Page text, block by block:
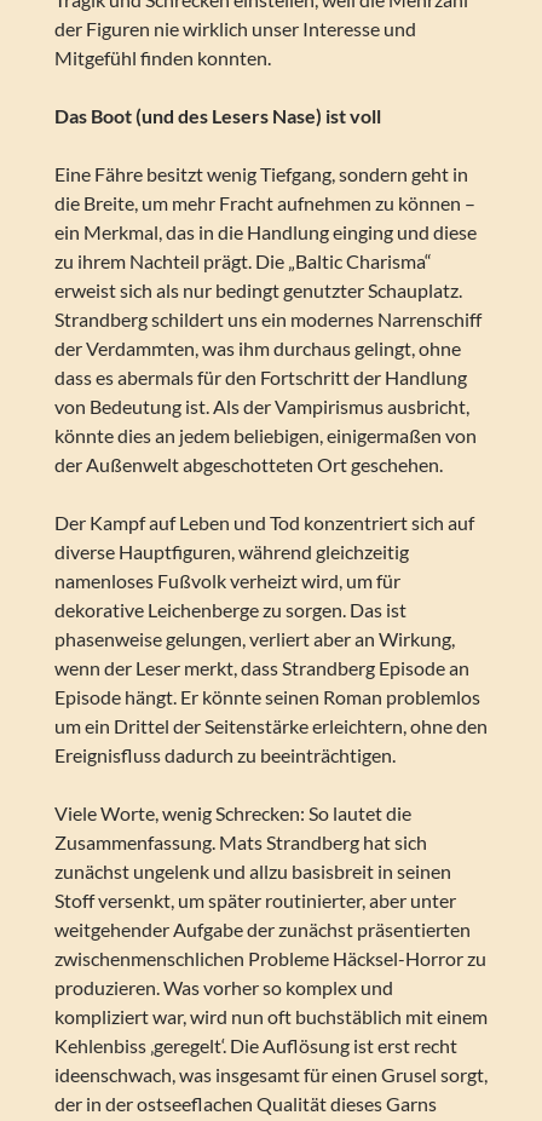
der Figuren nie wirklich unser Interesse und
Mitgefühl finden konnten.
Das Boot (und des Lesers Nase) ist voll
Eine Fähre besitzt wenig Tiefgang, sondern geht in
die Breite, um mehr Fracht aufnehmen zu können –
ein Merkmal, das in die Handlung einging und diese
zu ihrem Nachteil prägt. Die „Baltic Charisma“
erweist sich als nur bedingt genutzter Schauplatz.
Strandberg schildert uns ein modernes Narrenschiff
der Verdammten, was ihm durchaus gelingt, ohne
dass es abermals für den Fortschritt der Handlung
von Bedeutung ist. Als der Vampirismus ausbricht,
könnte dies an jedem beliebigen, einigermaßen von
der Außenwelt abgeschotteten Ort geschehen.
Der Kampf auf Leben und Tod konzentriert sich auf
diverse Hauptfiguren, während gleichzeitig
namenloses Fußvolk verheizt wird, um für
dekorative Leichenberge zu sorgen. Das ist
phasenweise gelungen, verliert aber an Wirkung,
wenn der Leser merkt, dass Strandberg Episode an
Episode hängt. Er könnte seinen Roman problemlos
um ein Drittel der Seitenstärke erleichtern, ohne den
Ereignisfluss dadurch zu beeinträchtigen.
Viele Worte, wenig Schrecken: So lautet die
Zusammenfassung. Mats Strandberg hat sich
zunächst ungelenk und allzu basisbreit in seinen
Stoff versenkt, um später routinierter, aber unter
weitgehender Aufgabe der zunächst präsentierten
zwischenmenschlichen Probleme Häcksel-Horror zu
produzieren. Was vorher so komplex und
kompliziert war, wird nun oft buchstäblich mit einem
Kehlenbiss ‚geregelt‘. Die Auflösung ist erst recht
ideenschwach, was insgesamt für einen Grusel sorgt,
der in der ostseeflachen Qualität dieses Garns